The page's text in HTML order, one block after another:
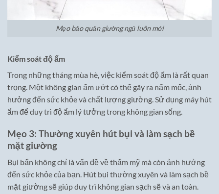
Mẹo bảo quản giường ngủ luôn mới
Kiểm soát độ ẩm
Trong những tháng mùa hè, việc kiểm soát độ ẩm là rất quan
trọng. Một không gian ẩm ướt có thể gây ra nấm mốc, ảnh
hưởng đến sức khỏe và chất lượng giường. Sử dụng máy hút
ẩm để duy trì độ ẩm lý tưởng trong không gian sống.
Mẹo 3: Thường xuyên hút bụi và làm sạch bề
mặt giường
Bụi bẩn không chỉ là vấn đề về thẩm mỹ mà còn ảnh hưởng
đến sức khỏe của bạn. Hút bụi thường xuyên và làm sạch bề
mặt giường sẽ giúp duy trì không gian sạch sẽ và an toàn.